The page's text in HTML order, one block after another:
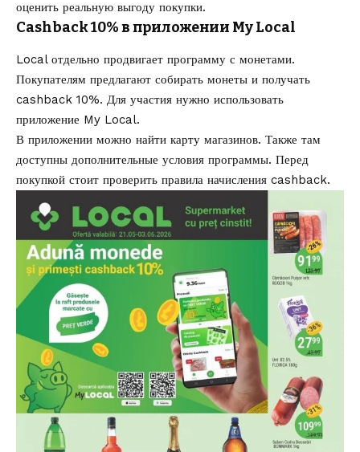
оценить реальную выгоду покупки.
Cashback 10% в приложении My Local
Local отдельно продвигает программу с монетами.
Покупателям предлагают собирать монеты и получать
cashback 10%. Для участия нужно использовать
приложение My Local.
В приложении можно найти карту магазинов. Также там
доступны дополнительные условия программы. Перед
покупкой стоит проверить правила начисления cashback.